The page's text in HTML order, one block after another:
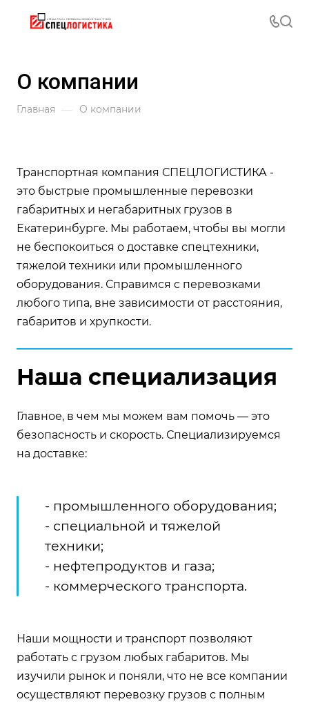
О компании
Главная — О компании
Транспортная компания СПЕЦЛОГИСТИКА -
это быстрые промышленные перевозки
габаритных и негабаритных грузов в
Екатеринбурге. Мы работаем, чтобы вы могли
не беспокоиться о доставке спецтехники,
тяжелой техники или промышленного
оборудования. Справимся с перевозками
любого типа, вне зависимости от расстояния,
габаритов и хрупкости.
Наша специализация
Главное, в чем мы можем вам помочь — это
безопасность и скорость. Специализируемся
на доставке:
- промышленного оборудования;
- специальной и тяжелой
техники;
- нефтепродуктов и газа;
- коммерческого транспорта.
Наши мощности и транспорт позволяют
работать с грузом любых габаритов. Мы
изучили рынок и поняли, что не все компании
осуществляют перевозку грузов с полным